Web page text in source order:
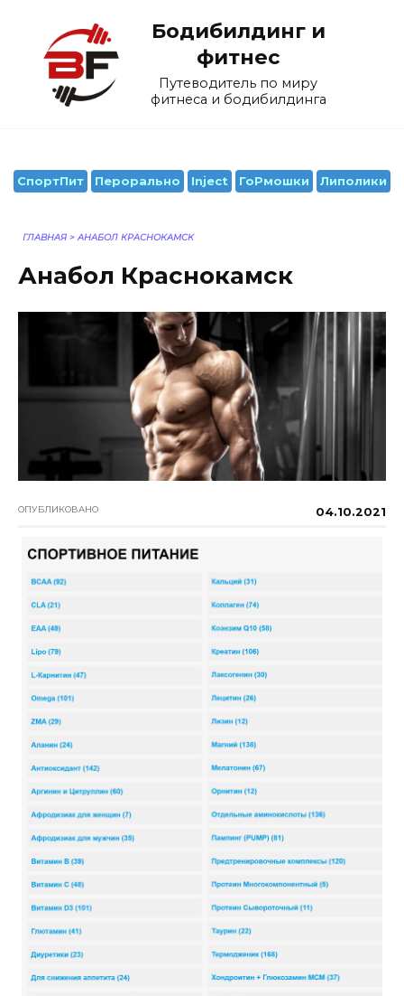
содержанию
Бодибилдинг и
фитнес
Путеводитель по миру
фитнеса и бодибилдинга
СпортПит Перорально Inject ГоРмошки Липолики
ГЛАВНАЯ > АНАБОЛ КРАСНОКАМСК
Анабол Краснокамск
ОПУБЛИКОВАНО 04.10.2021